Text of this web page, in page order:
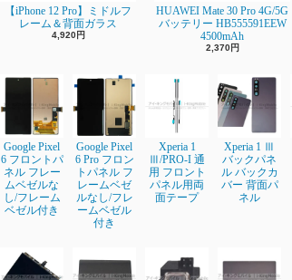
【iPhone 12 Pro】ミドルフ
レーム＆背面ガラス
4,920円
HUAWEI Mate 30 Pro 4G/5G
バッテリー HB555591EEW
4500mAh
2,370円
Google Pixel
6 フロントパ
ネル フレー
ムベゼルな
し/フレーム
ベゼル付き
Google Pixel
6 Pro フロン
トパネル フ
レームベゼ
ルなし/フレ
ームベゼル
付き
Xperia 1
Ⅲ/PRO-I 通
用 フロント
パネル用両
面テープ
Xperia 1 Ⅲ
バックパネ
ル バックカ
バー 背面パ
ネル